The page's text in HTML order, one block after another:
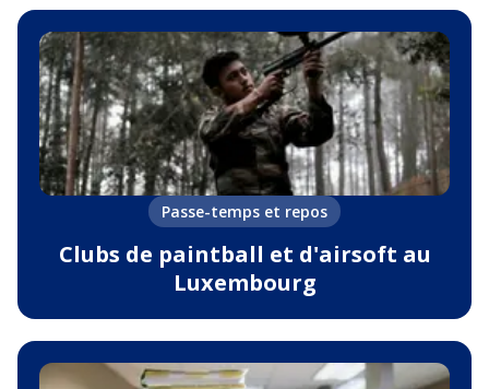
Passe-temps et repos
Clubs de paintball et d'airsoft au
Luxembourg